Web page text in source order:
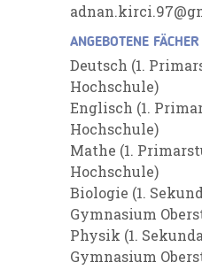
ANGEBOTENE FÄCHER
Deutsch (1.
Hochschule)
Englisch (1.
Hochschule)
Mathe (1.
Hochschule)
Biologie (1.
Gymnasium
Physik (1.
Gymnasium